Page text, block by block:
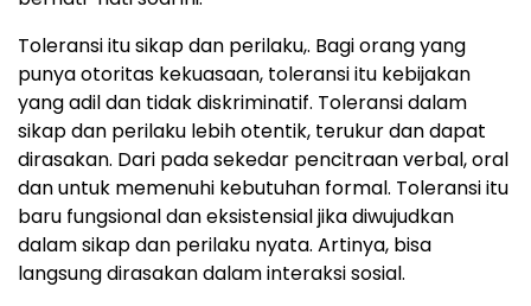
Toleransi itu sikap dan perilaku,. Bagi orang yang
punya otoritas kekuasaan, toleransi itu kebijakan
yang adil dan tidak diskriminatif. Toleransi dalam
sikap dan perilaku lebih otentik, terukur dan dapat
dirasakan. Dari pada sekedar pencitraan verbal, oral
dan untuk memenuhi kebutuhan formal. Toleransi itu
baru fungsional dan eksistensial jika diwujudkan
dalam sikap dan perilaku nyata. Artinya, bisa
langsung dirasakan dalam interaksi sosial.